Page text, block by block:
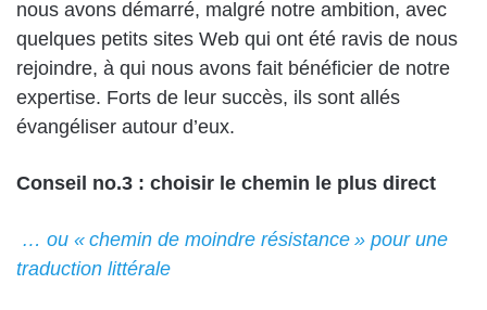
nous avons démarré, malgré notre ambition, avec
quelques petits sites Web qui ont été ravis de nous
rejoindre, à qui nous avons fait bénéficier de notre
expertise. Forts de leur succès, ils sont allés
évangéliser autour d’eux.
Conseil no.3 : choisir le chemin le plus direct
… ou « chemin de moindre résistance » pour une
traduction littérale